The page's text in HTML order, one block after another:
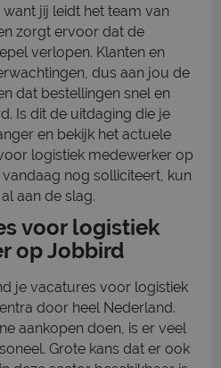
jij leidt het team van
zorgt ervoor dat de
verlopen. Klanten en
dus aan jou de
dat bestellingen snel en
Is dit de uitdaging die je
en bekijk het actuele
logistiek medewerker op
nog solliciteert, kun
aan de slag.
voor logistiek
op Jobbird
je vacatures voor logistiek
door heel Nederland.
aankopen doen, is er veel
Grote kans dat er ook